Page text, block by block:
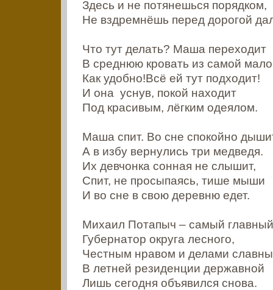
Здесь и не потянешься порядком,
Не вздремнёшь перед дорогой
Что тут делать? Маша переходит
В среднюю кровать из самой
Как удобно!Всё ей тут подходит!
И она уснув, покой находит
Под красивым, лёгким одеялом.
Маша спит. Во сне спокойно
А в избу вернулись три медведя.
Их девчонка сонная не слышит,
Спит, не просыпаясь, тише мыши
И во сне в свою деревню едет.
Михаил Потапыч – самый
Губернатор округа лесного,
Честным нравом и делами
В летней резиденции державной
Лишь сегодня объявился снова.